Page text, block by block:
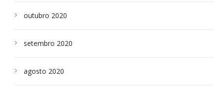
outubro 2020
setembro 2020
agosto 2020